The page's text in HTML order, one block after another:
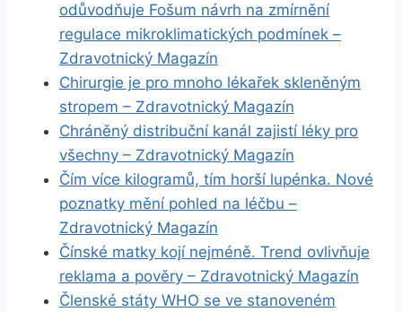
odůvodňuje Fošum návrh na zmírnění
regulace mikroklimatických podmínek –
Zdravotnický Magazín
Chirurgie je pro mnoho lékařek skleněným
stropem – Zdravotnický Magazín
Chráněný distribuční kanál zajistí léky pro
všechny – Zdravotnický Magazín
Čím více kilogramů, tím horší lupénka. Nové
poznatky mění pohled na léčbu –
Zdravotnický Magazín
Čínské matky kojí nejméně. Trend ovlivňuje
reklama a pověry – Zdravotnický Magazín
Členské státy WHO se ve stanoveném